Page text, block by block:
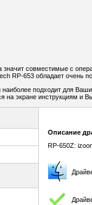
совместимые с
RP-653 обладает очень
подходит для
на экране инструкциям и
Описание
RP-650Z: